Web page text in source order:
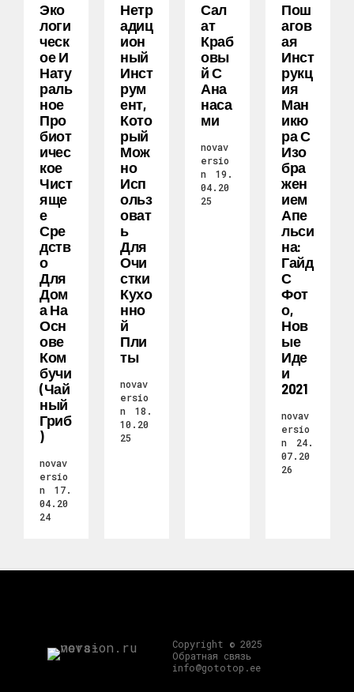
Эко
Логи
Ческ
Ое И
Нату
Раль
Ное
Про
Биот
Ичес
Кое
Чист
Яще
Е
Сре
Дств
О
Для
Дом
А На
Осн
Ове
Ком
Бучи
(чай
Ный
Гриб
)
novav
ersio
n
17.
04.20
24
Нетр
Адиц
Ион
Ный
Инст
Рум
Ент,
Кото
Рый
Мож
Но
Исп
Ольз
Оват
Ь
Для
Очи
Стки
Кухо
Нно
Й
Пли
Ты
novav
ersio
n
18.
10.20
25
Сал
Ат
Краб
Овы
Й С
Ана
Наса
Ми
novav
ersio
n
19.
04.20
25
Пош
Агов
Ая
Инст
Рукц
Ия
Ман
Икю
Ра С
Изо
Бра
Жен
Ием
Апе
Льси
На:
Гайд
С
Фот
О,
Нов
Ые
Иде
И
2021
novav
ersio
n
24.
07.20
26
Copyright © 2025
Обратная связь
info@gototop.ee